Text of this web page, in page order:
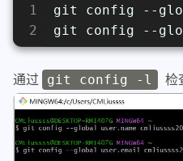
1
2
git config --
git config --
通过 git config -l 检